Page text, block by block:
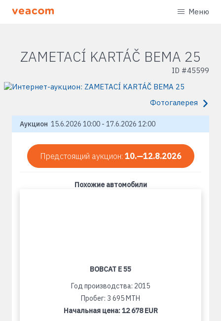
Меню
ZAMETACÍ KARTÁČ BEMA 25
ID #45599
Фотогалерея
Аукцион 15.6.2026 10:00 - 17.6.2026 12:00
Предстоящий аукцион: 10.—12.8.2026
Похожие автомобили
BOBCAT E 55
Год производства: 2015
Пробег: 3 695 MTH
Начальная цена:12 678 EUR